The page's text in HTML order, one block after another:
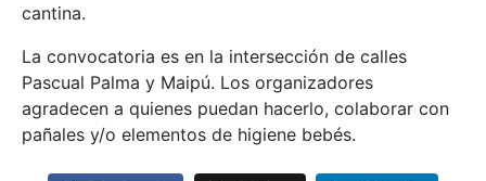
cantina.
La convocatoria es en la intersección de calles
Pascual Palma y Maipú. Los organizadores
agradecen a quienes puedan hacerlo, colaborar con
pañales y/o elementos de higiene bebés.